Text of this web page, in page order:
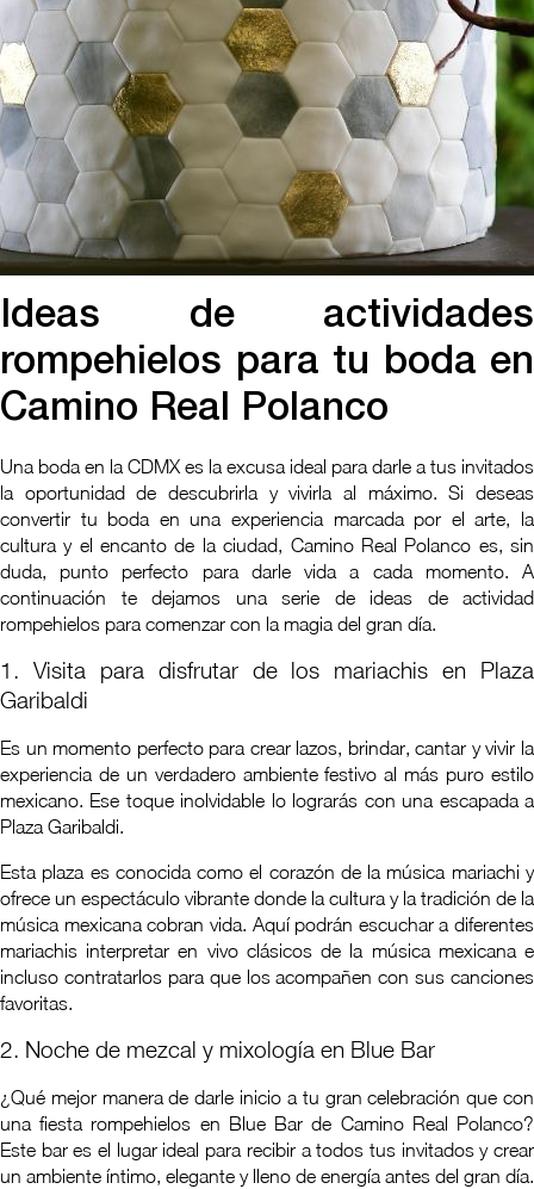
Ideas de actividades
rompehielos para tu boda en
Camino Real Polanco
Una boda en la CDMX es la excusa ideal para darle a tus invitados
la oportunidad de descubrirla y vivirla al máximo. Si deseas
convertir tu boda en una experiencia marcada por el arte, la
cultura y el encanto de la ciudad, Camino Real Polanco es, sin
duda, punto perfecto para darle vida a cada momento. A
continuación te dejamos una serie de ideas de actividad
rompehielos para comenzar con la magia del gran día.
1. Visita para disfrutar de los mariachis en Plaza
Garibaldi
Es un momento perfecto para crear lazos, brindar, cantar y vivir la
experiencia de un verdadero ambiente festivo al más puro estilo
mexicano. Ese toque inolvidable lo lograrás con una escapada a
Plaza Garibaldi.
Esta plaza es conocida como el corazón de la música mariachi y
ofrece un espectáculo vibrante donde la cultura y la tradición de la
música mexicana cobran vida. Aquí podrán escuchar a diferentes
mariachis interpretar en vivo clásicos de la música mexicana e
incluso contratarlos para que los acompañen con sus canciones
favoritas.
2. Noche de mezcal y mixología en Blue Bar
¿Qué mejor manera de darle inicio a tu gran celebración que con
una fiesta rompehielos en Blue Bar de Camino Real Polanco?
Este bar es el lugar ideal para recibir a todos tus invitados y crear
un ambiente íntimo, elegante y lleno de energía antes del gran día.